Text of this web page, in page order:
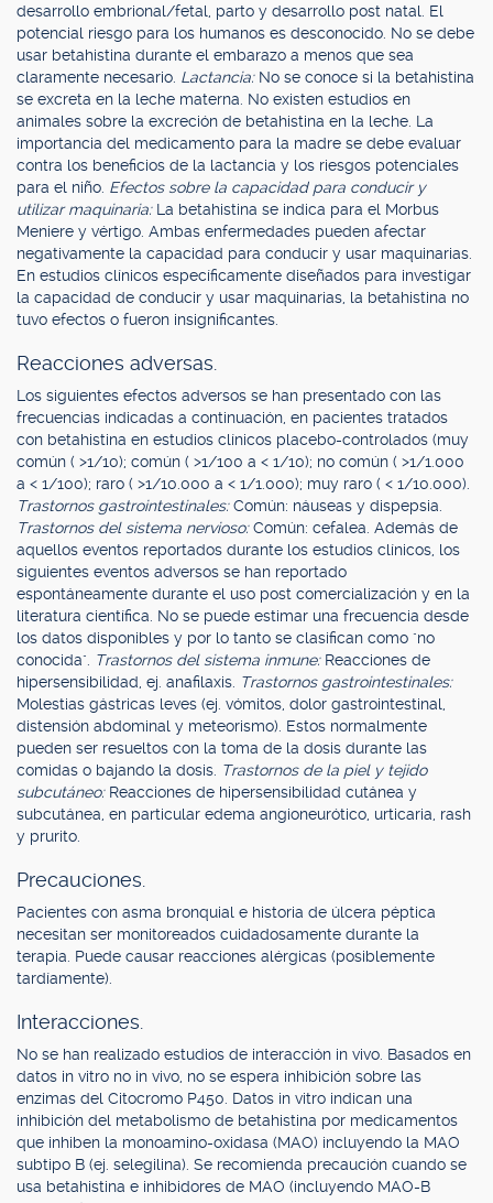
desarrollo embrional/fetal, parto y desarrollo post natal. El
potencial riesgo para los humanos es desconocido. No se debe
usar betahistina durante el embarazo a menos que sea
claramente necesario. Lactancia: No se conoce si la betahistina
se excreta en la leche materna. No existen estudios en
animales sobre la excreción de betahistina en la leche. La
importancia del medicamento para la madre se debe evaluar
contra los beneficios de la lactancia y los riesgos potenciales
para el niño. Efectos sobre la capacidad para conducir y
utilizar maquinaria: La betahistina se indica para el Morbus
Meniere y vértigo. Ambas enfermedades pueden afectar
negativamente la capacidad para conducir y usar maquinarias.
En estudios clínicos específicamente diseñados para investigar
la capacidad de conducir y usar maquinarias, la betahistina no
tuvo efectos o fueron insignificantes.
Reacciones adversas.
Los siguientes efectos adversos se han presentado con las
frecuencias indicadas a continuación, en pacientes tratados
con betahistina en estudios clínicos placebo-controlados (muy
común ( >1/10); común ( >1/100 a < 1/10); no común ( >1/1.000
a < 1/100); raro ( >1/10.000 a < 1/1.000); muy raro ( < 1/10.000).
Trastornos gastrointestinales:Común: náuseas y dispepsia.
Trastornos del sistema nervioso:Común: cefalea. Además de
aquellos eventos reportados durante los estudios clínicos, los
siguientes eventos adversos se han reportado
espontáneamente durante el uso post comercialización y en la
literatura científica. No se puede estimar una frecuencia desde
los datos disponibles y por lo tanto se clasifican como "no
conocida".
Trastornos del sistema inmune: Reacciones de
hipersensibilidad, ej. anafilaxis. Trastornos gastrointestinales:
Molestias gástricas leves (ej. vómitos, dolor gastrointestinal,
distensión abdominal y meteorismo). Estos normalmente
pueden ser resueltos con la toma de la dosis durante las
comidas o bajando la dosis. Trastornos de la piel y tejido
subcutáneo: Reacciones de hipersensibilidad cutánea y
subcutánea, en particular edema angioneurótico, urticaria, rash
y prurito.
Precauciones.
Pacientes con asma bronquial e historia de úlcera péptica
necesitan ser monitoreados cuidadosamente durante la
terapia. Puede causar reacciones alérgicas (posiblemente
tardíamente).
Interacciones.
No se han realizado estudios de interacción in vivo. Basados en
datos in vitro no in vivo, no se espera inhibición sobre las
enzimas del Citocromo P450. Datos in vitro indican una
inhibición del metabolismo de betahistina por medicamentos
que inhiben la monoamino-oxidasa (MAO) incluyendo la MAO
subtipo B (ej. selegilina). Se recomienda precaución cuando se
usa betahistina e inhibidores de MAO (incluyendo MAO-B